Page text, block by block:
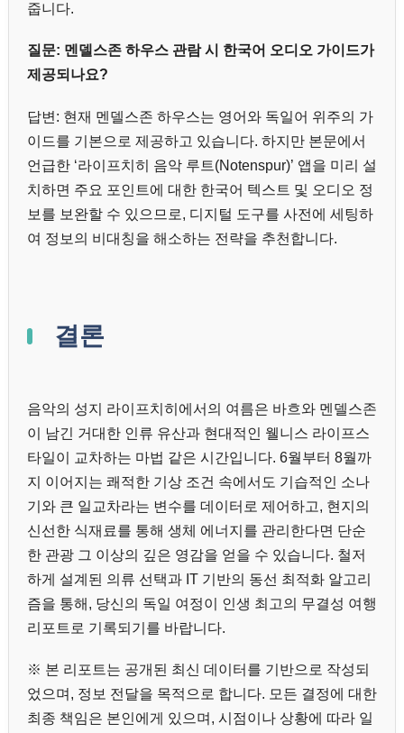
줍니다.
질문: 멘델스존 하우스 관람 시 한국어 오디오 가이드가
제공되나요?
답변: 현재 멘델스존 하우스는 영어와 독일어 위주의 가
이드를 기본으로 제공하고 있습니다. 하지만 본문에서
언급한 ‘라이프치히 음악 루트(Notenspur)’ 앱을 미리 설
치하면 주요 포인트에 대한 한국어 텍스트 및 오디오 정
보를 보완할 수 있으므로, 디지털 도구를 사전에 세팅하
여 정보의 비대칭을 해소하는 전략을 추천합니다.
결론
음악의 성지 라이프치히에서의 여름은 바흐와 멘델스존
이 남긴 거대한 인류 유산과 현대적인 웰니스 라이프스
타일이 교차하는 마법 같은 시간입니다. 6월부터 8월까
지 이어지는 쾌적한 기상 조건 속에서도 기습적인 소나
기와 큰 일교차라는 변수를 데이터로 제어하고, 현지의
신선한 식재료를 통해 생체 에너지를 관리한다면 단순
한 관광 그 이상의 깊은 영감을 얻을 수 있습니다. 철저
하게 설계된 의류 선택과 IT 기반의 동선 최적화 알고리
즘을 통해, 당신의 독일 여정이 인생 최고의 무결성 여행
리포트로 기록되기를 바랍니다.
※ 본 리포트는 공개된 최신 데이터를 기반으로 작성되
었으며, 정보 전달을 목적으로 합니다. 모든 결정에 대한
최종 책임은 본인에게 있으며, 시점이나 상황에 따라 일